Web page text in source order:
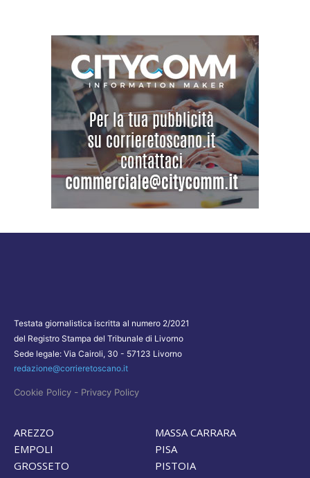
Testata giornalistica iscritta al numero 2/2021
del Registro Stampa del Tribunale di Livorno
Sede legale: Via Cairoli, 30 - 57123 Livorno
redazione@corrieretoscano.it
Cookie Policy - Privacy Policy
AREZZO
EMPOLI
GROSSETO
MASSA CARRARA
PISA
PISTOIA